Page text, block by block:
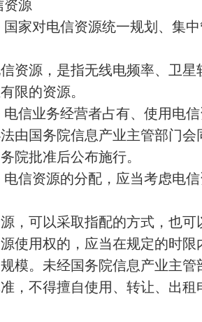
源
对电信资源统一规划、集中
源，是指无线电频率、卫星
限的资源。
业务经营者占有、使用电信
由国务院信息产业主管部门
院批准后公布施行。
资源的分配，应当考虑电信
可以采取指配的方式，也可
用权的，应当在规定的时限
模。未经国务院信息产业主
，不得擅自使用、转让、出